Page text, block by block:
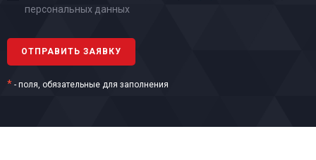
персональных данных
* - поля, обязательные для заполнения